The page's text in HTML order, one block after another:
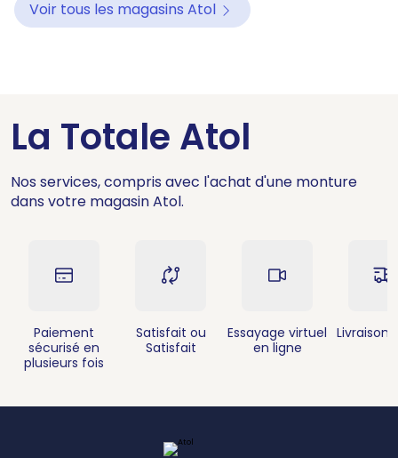
Voir tous les magasins Atol
La Totale Atol
Nos services, compris avec l'achat d'une monture
dans votre magasin Atol.
Paiement
sécurisé en
plusieurs fois
Satisfait ou
Satisfait
Essayage virtuel
en ligne
Livraison